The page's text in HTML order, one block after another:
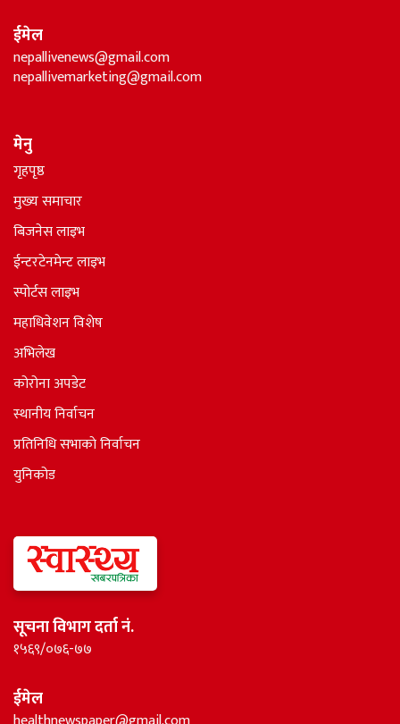
ईमेल
nepallivenews@gmail.com
nepallivemarketing@gmail.com
मेनु
गृहपृष्ठ
मुख्य समाचार
बिजनेस लाइभ
ईन्टरटेनमेन्ट लाइभ
स्पोर्टस लाइभ
महाधिवेशन विशेष
अभिलेख
कोरोना अपडेट
स्थानीय निर्वाचन
प्रतिनिधि सभाकाे निर्वाचन
युनिकोड
सूचना विभाग दर्ता नं.
१५६९/०७६-७७
ईमेल